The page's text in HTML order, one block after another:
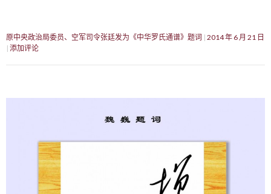
原中央政治局委员、空军司令张廷发为《中华罗氏通谱》题词 2014 年 6 月 21 日
添加评论